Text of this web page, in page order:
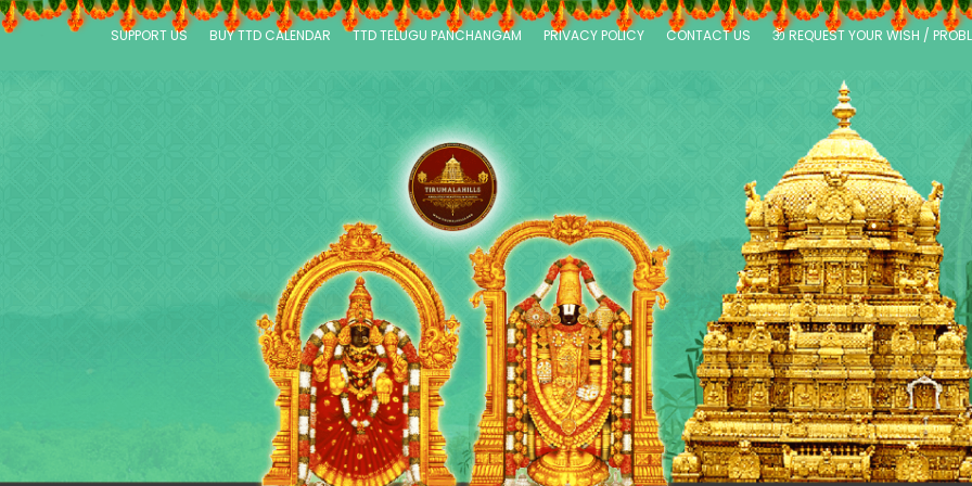
SUPPORT US BUY TTD CALENDAR TTD TELUGU PANCHANGAM PRIVACY POLICY CONTACT US ॐ REQUEST YOUR WISH /